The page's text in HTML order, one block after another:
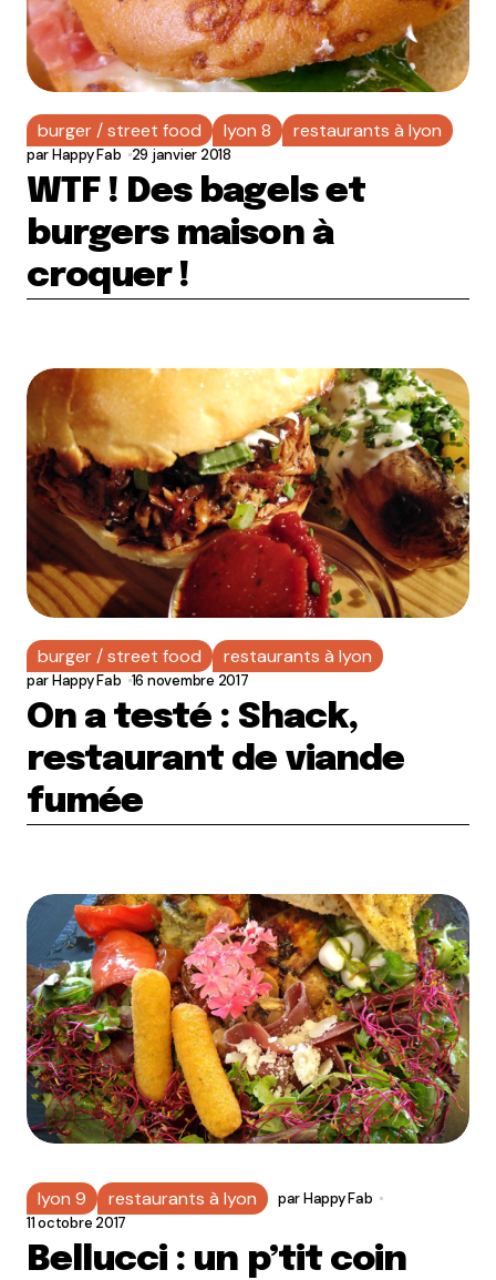
burger / street food lyon 8 restaurants à lyon
parHappy Fab 29 janvier 2018
WTF ! Des bagels et
burgers maison à
croquer !
burger / street food restaurants à lyon
parHappy Fab 16 novembre 2017
On a testé : Shack,
restaurant de viande
fumée
lyon 9 restaurants à lyon parHappy Fab
11 octobre 2017
Bellucci : un p’tit coin